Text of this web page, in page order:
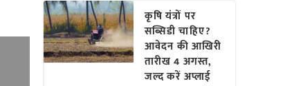
कृषि यंत्रों पर
सब्सिडी चाहिए?
आवेदन की आखिरी
तारीख 4 अगस्त,
जल्द करें अप्लाई